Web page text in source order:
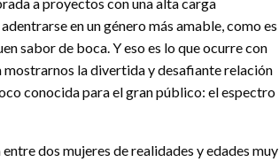
en un género más amable, como es
sabor de boca. Y eso es lo que ocurre con
mostrarnos la divertida y desafiante relación
conocida para el gran público: el espectro
dos mujeres de realidades y edades muy